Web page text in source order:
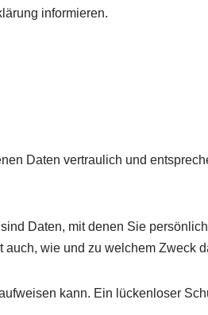
informieren.
Daten vertraulich und
Daten, mit denen Sie
wie und zu welchem Zweck
kann. Ein lückenloser